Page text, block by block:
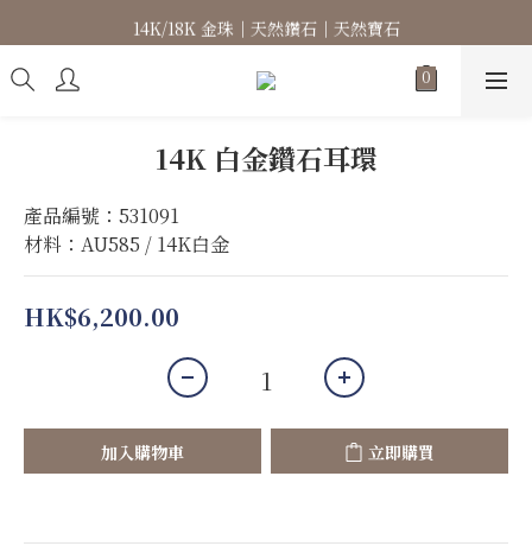
高級珠寶｜專屬訂製｜珠寶維修
14K/18K 金珠｜天然鑽石｜天然寶石
高級珠寶｜專屬訂製｜珠寶維修
14K 白金鑽石耳環
產品編號：531091
材料：AU585 / 14K白金
HK$6,200.00
加入購物車 立即購買